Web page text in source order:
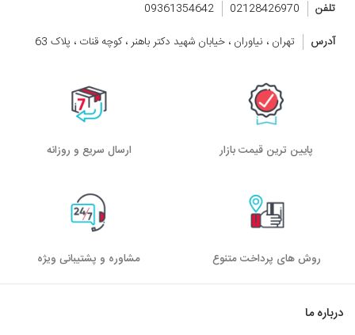
تلفن 02128426970
09361354642
آدرس
تهران ، نیاوران ، خیابان شهید دکتر باهنر ، کوچه قنات ، پلاک 63
پایین ترین قیمت بازار ارسال سریع و روزانه
روش های پرداخت متنوع مشاوره و پشتیبانی ویژه
درباره ما